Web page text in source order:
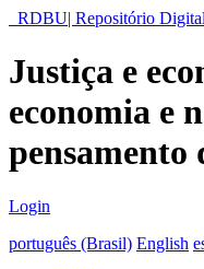
RDBU| Repositório
Justiça e
economia e
pensamento
Login
português (Brasil) English